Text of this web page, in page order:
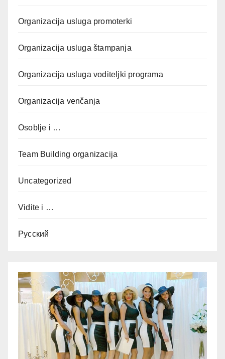
Organizacija usluga promoterki
Organizacija usluga štampanja
Organizacija usluga voditeljki programa
Organizacija venčanja
Osoblje i …
Team Building organizacija
Uncategorized
Vidite i …
Русский